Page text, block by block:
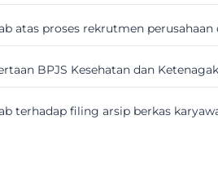
atas proses rekrutmen
BPJS Kesehatan dan
terhadap filing arsip berkas